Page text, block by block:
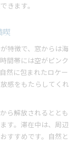
きます。
喫
特徴で、窓からは海
間帯には空がピンク
然に包まれたロケー
感をもたらしてくれ
ら解放されるととも
す。滞在中は、周辺
すすめです。自然と